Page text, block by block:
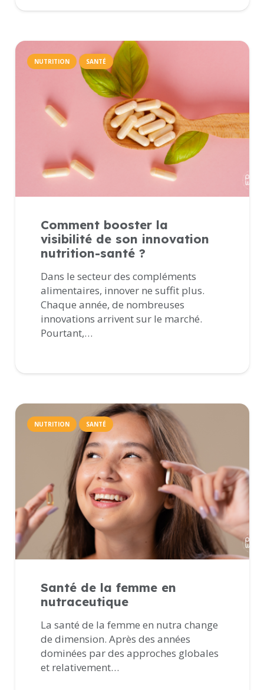
NUTRITION SANTÉ
Comment booster la
visibilité de son innovation
nutrition-santé ?
Dans le secteur des compléments
alimentaires, innover ne suffit plus.
Chaque année, de nombreuses
innovations arrivent sur le marché.
Pourtant,…
NUTRITION SANTÉ
Santé de la femme en
nutraceutique
La santé de la femme en nutra change
de dimension. Après des années
dominées par des approches globales
et relativement…